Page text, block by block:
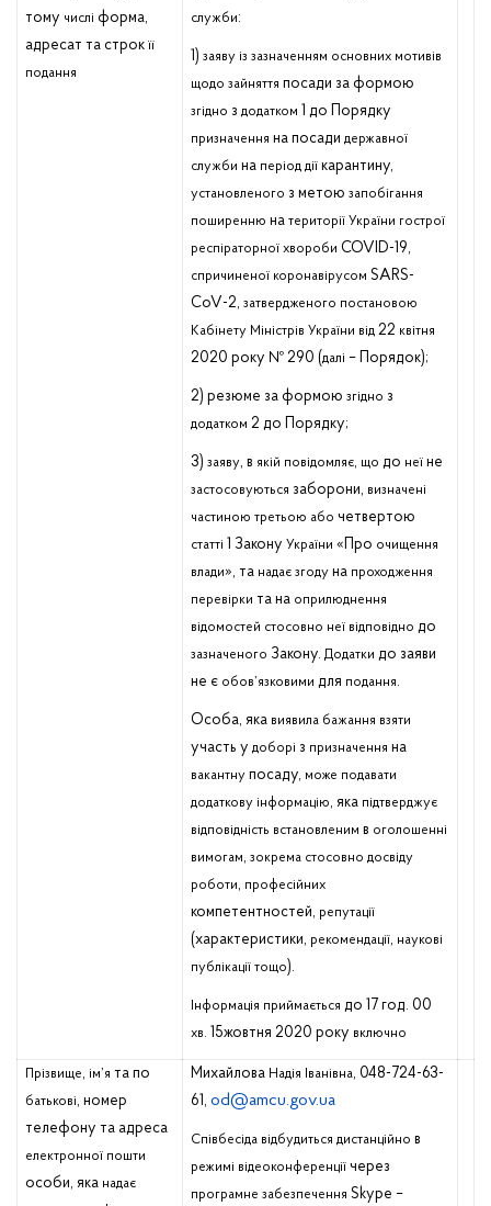
тому числі форма,
адресат та строкїї
подання
служби:
1)заяву із зазначенням основних мотивів
щодо зайняття посади за формою
згідно здодатком 1 до Порядку
призначення на посадидержавної
служби на період дії карантину,
установленого з метоюзапобігання
поширенню натериторії України гострої
респіраторної хвороби COVID-19,
спричиненої коронавірусом SARS-
CoV-2,затвердженого постановою
Кабінету Міністрів України від 22 квітня
2020 року № 290 (далі – Порядок);
2) резюме за формоюзгідно з
додатком 2 до Порядку;
3)заяву, в якій повідомляє, що до неї не
застосовуються заборони, визначені
частиною третьою або четвертою
статті 1 ЗаконуУкраїни «Про очищення
влади», та надає згоду на проходження
перевірки та на оприлюднення
відомостей стосовно неї відповідно до
зазначеного Закону.Додатки до заяви
не є обов’язковими для подання.
Особа, яка виявила бажання взяти
участь удоборі з призначення на
вакантну посаду, може подавати
додаткову інформацію, яка підтверджує
відповідність встановленим в оголошенні
вимогам,зокрема стосовно досвіду
роботи, професійних
компетентностей, репутації
(характеристики, рекомендації, наукові
публікації тощо).
Інформація приймається до 17 год. 00
хв. 15жовтня 2020 року включно
Прізвище, ім’я та по
батькові, номер
телефону та адреса
електронної пошти
особи, яка надає
Михайлова Надія Іванівна, 048-724-63-
61,od@amcu.gov.ua
Співбесіда відбудиться дистанційно в
режимі відеоконференції через
програмне забезпечення Skype –